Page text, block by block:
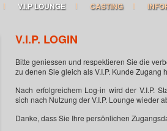
V.I.P LOUNGE CASTING
V.I.P. LOGIN
Bitte geniessen und respektieren Sie die
zu denen Sie gleich als V.I.P. Kunde Zugang
Nach erfolgreichem Log-in wird der V.I.P.
sich nach Nutzung der V.I.P. Lounge wieder
Danke, dass Sie Ihre persönlichen